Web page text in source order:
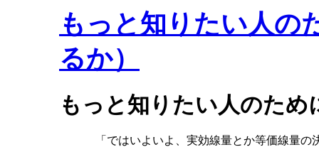
もっと知りたい人の
るか）
もっと知りたい人のた
「ではいよいよ、実効線量とか等価線量